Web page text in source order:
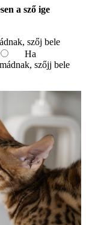
a sző ige
szőj bele
Ha
szőjj bele